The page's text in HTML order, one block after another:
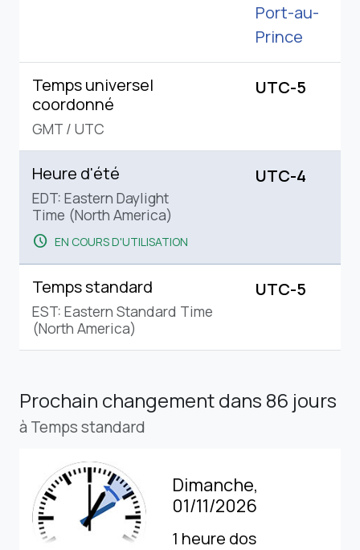
Port-au-
Prince
Temps universel
coordonné
GMT / UTC
UTC-5
Heure d'été
EDT: Eastern Daylight
Time (North America)
schedule EN COURS D'UTILISATION
UTC-4
Temps standard
EST: Eastern Standard Time
(North America)
UTC-5
Prochain changementdans 86 jours
à Temps standard
Dimanche,
01/11/2026
1 heure dos